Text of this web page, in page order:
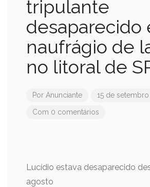
tripulante
desaparecido
naufrágio de
no litoral de
Por Anunciante 15 de
Com 0 comentários
Lucídio estava desaparecido
agosto